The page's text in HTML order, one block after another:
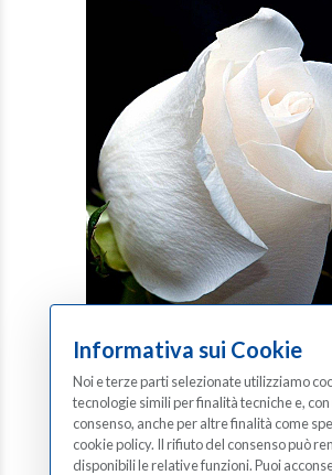
Dina Panarotto
02 lug 2026
Informativa sui Cookie
Noi e terze parti selezionate utilizziamo
tecnologie simili per finalità tecniche e, con
consenso, anche per altre finalità come
cookie policy. Il rifiuto del consenso può
disponibili le relative funzioni. Puoi